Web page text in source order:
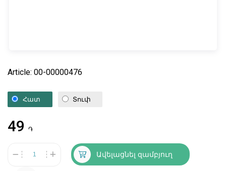
Article: 00-00000476
Հատ Տուփ
49 ֏
Ավելացնել զամբյուղ